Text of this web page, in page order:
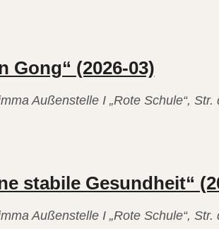
Gong“ (2026-03)
Außenstelle I „Rote Schule“,
stabile Gesundheit“
Außenstelle I „Rote Schule“,